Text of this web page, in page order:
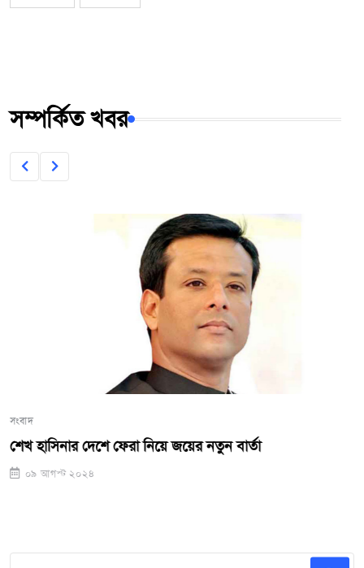
সম্পর্কিত খবর
সংবাদ
শেখ হাসিনার দেশে ফেরা নিয়ে জয়ের নতুন বার্তা
০৯ আগস্ট ২০২৪